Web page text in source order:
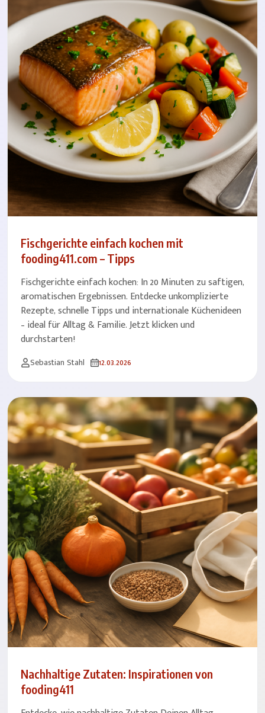
Fischgerichte einfach kochen mit
fooding411.com – Tipps
Fischgerichte einfach kochen: In 20 Minuten zu saftigen,
aromatischen Ergebnissen. Entdecke unkomplizierte
Rezepte, schnelle Tipps und internationale Küchenideen
– ideal für Alltag & Familie. Jetzt klicken und
durchstarten!
Sebastian Stahl 12.03.2026
Nachhaltige Zutaten: Inspirationen von
fooding411